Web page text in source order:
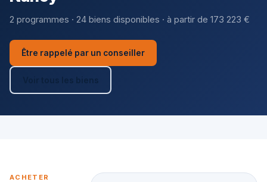
2 programmes · 24 biens disponibles · à partir de 173 223 €
Être rappelé par un conseiller
Voir tous les biens
ACHETER